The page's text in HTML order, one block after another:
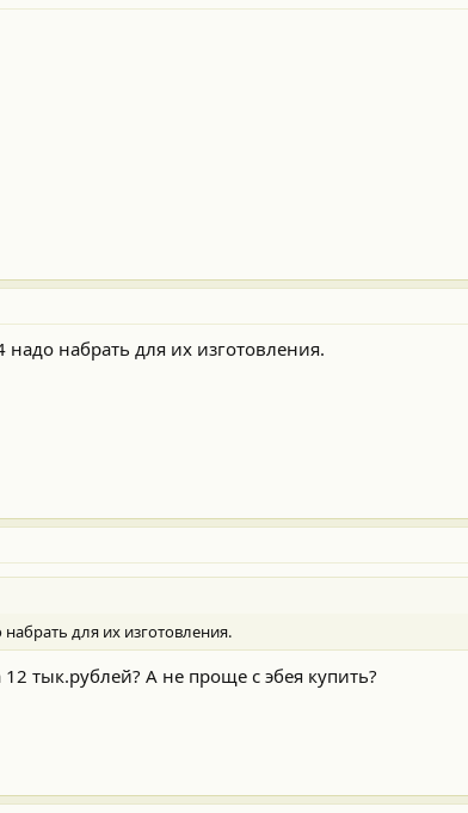
набрать для их изготовления.
для их изготовления.
тык.рублей? А не проще с эбея купить?